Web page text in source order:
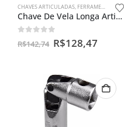
CHAVES ARTICULADAS, FERRAMENTAS MANUAIS
Chave De Vela Longa Articulada 18mm
out of 5
R$142,74 R$128,47